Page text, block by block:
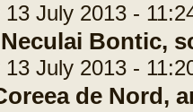
July 2013 -
Bontic,
July 2013 -
de Nord,